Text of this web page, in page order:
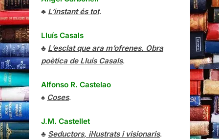
♣ L’instant és tot.
Lluís Casals
♣ L’esclat que ara m’ofrenes. Obra
poètica de Lluís Casals.
Alfonso R. Castelao
♠ Coses.
J.M. Castellet
♣ Seductors, il·lustrats i visionaris.